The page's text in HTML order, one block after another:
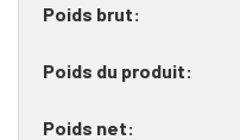
Poids brut
Poids du produit
Poids net